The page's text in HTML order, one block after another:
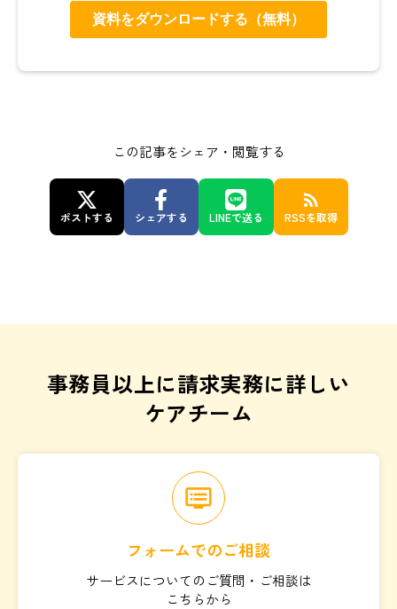
この記事をシェア・閲覧する
ポストする シェアする LINEで送る
rss_feed
RSSを取得
事務員以上に請求実務に詳しい
ケアチーム
dvr
フォームでのご相談
サービスについてのご質問・ご相談は
こちらから